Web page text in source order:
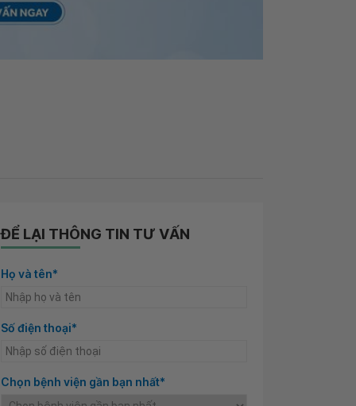
ĐỂ LẠI THÔNG TIN TƯ VẤN
Họ và tên*
Số điện thoại*
Chọn bệnh viện gần bạn nhất*